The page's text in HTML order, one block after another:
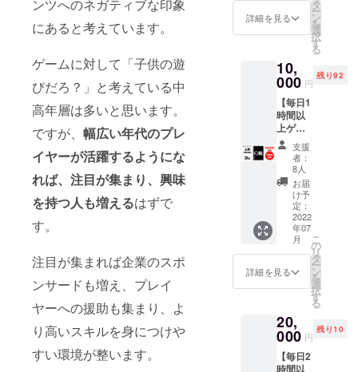
ンツへのネガティブな印象
にあると考えています。
ゲームに対して「子供の遊
びだろ？」と考えている中
高年層は多いと思います。
ですが、 幅広い年代のプレ
イヤーが活躍するようにな
れば、注目が集まり、興味
を持つ人も増えるはずで
す。
注目が集まれば企業のスポ
ンサードも増え、プレイ
ヤーへの援助も集まり、よ
り高いスキルを身につけや
すい環境が整います。
ト事業の運
行ってきて
います。
これらの経
験を活かし
て、ゲー
マーのため
のサプリメ
ントブラン
ド「ガチサ
プ」を企画
し、2022年7
月より販売
していま
ゲームに打
ち込む方の
プ特設
ページ
名前と
SNSリ
ンクの
ご紹介
をさせ
ていた
だきま
す！
（掲載
期間：
2022年
7月〜1
年間を
予定。
期間は
れる場
合がご
必ず備
考欄に
「掲載
したい
をお見
せしな
の始め
方を動
形式で
公開し
ます！
（当社
で運営
してい
るオン
ライン
スクー
ルのシ
ステム
を利用
して配
信いた
したの
か、ど
のよう
に計画
-」を1
袋をお
販売価
格から
1,800円
分の割
引での
ご提供
となり
ます！
さら
に、500
円OFF
クーポ
ン発行
特典付
き！ ※
クーポ
ン利用
2023年
6月（1
さら
詳細を見る
タ
ー
ン
を
選
択
す
る
10,
000 円
残り92
【毎日1
時間以
上ゲー
ムする
あなた
のため
のリ
ター
ン】
「ガチ
サプ 心
shingan
-」を3
袋お届
売価格
から
10,400
円割引
支援
者：
8人
お届
け予
定：
2022
年07
月
詳細を見る
こ
の
リ
タ
ー
ン
を
選
択
す
る
20,
000 円
残り10
【毎日2